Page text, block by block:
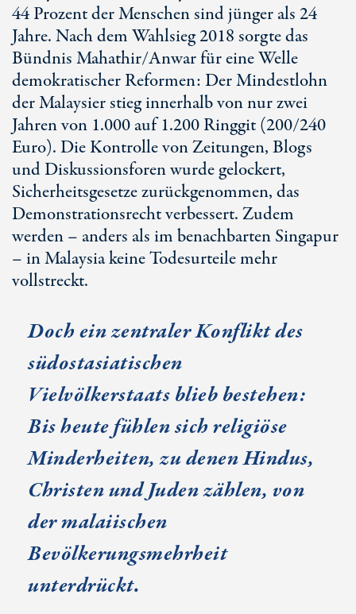
44 Prozent der Menschen sind jünger als 24
Jahre. Nach dem Wahlsieg 2018 sorgte das
Bündnis Mahathir/Anwar für eine Welle
demokratischer Reformen: Der Mindestlohn
der Malaysier stieg innerhalb von nur zwei
Jahren von 1.000 auf 1.200 Ringgit (200/240
Euro). Die Kontrolle von Zeitungen, Blogs
und Diskussionsforen wurde gelockert,
Sicherheitsgesetze zurückgenommen, das
Demonstrationsrecht verbessert. Zudem
werden – anders als im benachbarten Singapur
– in Malaysia keine Todesurteile mehr
vollstreckt.
Doch ein zentraler Konflikt des
südostasiatischen
Vielvölkerstaats blieb bestehen:
Bis heute fühlen sich religiöse
Minderheiten, zu denen Hindus,
Christen und Juden zählen, von
der malaiischen
Bevölkerungsmehrheit
unterdrückt.